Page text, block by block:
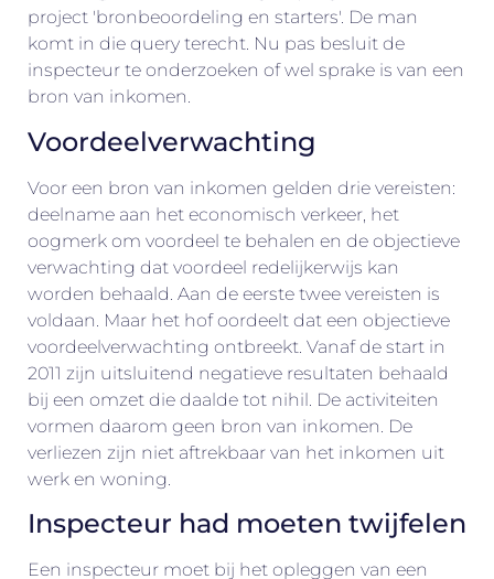
project 'bronbeoordeling en starters'. De man
komt in die query terecht. Nu pas besluit de
inspecteur te onderzoeken of wel sprake is van een
bron van inkomen.
Voordeelverwachting
Voor een bron van inkomen gelden drie vereisten:
deelname aan het economisch verkeer, het
oogmerk om voordeel te behalen en de objectieve
verwachting dat voordeel redelijkerwijs kan
worden behaald. Aan de eerste twee vereisten is
voldaan. Maar het hof oordeelt dat een objectieve
voordeelverwachting ontbreekt. Vanaf de start in
2011 zijn uitsluitend negatieve resultaten behaald
bij een omzet die daalde tot nihil. De activiteiten
vormen daarom geen bron van inkomen. De
verliezen zijn niet aftrekbaar van het inkomen uit
werk en woning.
Inspecteur had moeten twijfelen
Een inspecteur moet bij het opleggen van een